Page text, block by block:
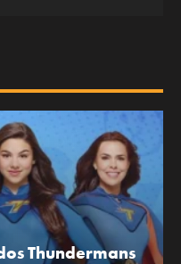
Thundermans